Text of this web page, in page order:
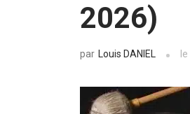
2026)
par Louis DANIEL le